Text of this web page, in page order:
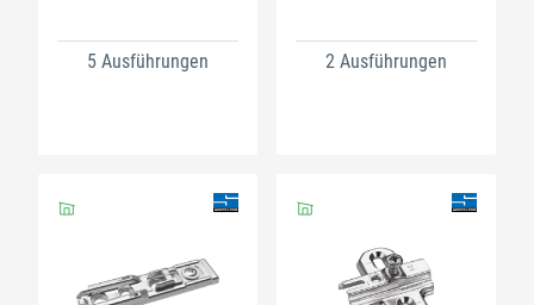
5 Ausführungen 2 Ausführungen